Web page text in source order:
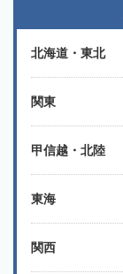
北海道・東北
関東
甲信越・北陸
東海
関西